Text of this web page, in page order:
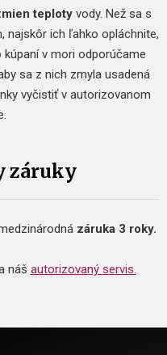
teploty vody. Než sa s
najskôr ich ľahko opláchnite,
v mori odporúčame
sa z nich zmyla usadená
vyčistiť v autorizovanom
záruky
záruka 3 roky.
náš autorizovaný servis.